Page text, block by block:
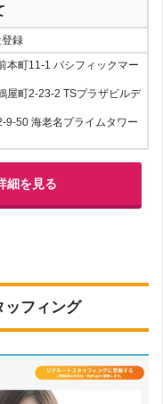
録
本町11-1 パシフィックマー
屋町2-23-2 TSプラザビルデ
9-50 海老名プライムタワー
細を見る
ッフィング